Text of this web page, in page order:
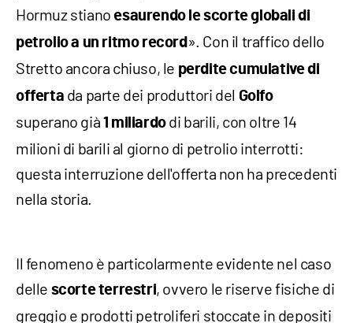
Hormuz stianoesaurendo le scorte globali di
petrolio a un ritmo record». Con il traffico dello
Stretto ancora chiuso, le perdite cumulative di
offerta da parte dei produttori del Golfo
superano già 1 miliardodi barili, con oltre 14
milioni di barili al giorno di petrolio interrotti:
questa interruzione dell'offerta non ha precedenti
nella storia.
Il fenomeno è particolarmente evidente nel caso
delle scorte terrestri, ovvero le riserve fisiche di
greggio e prodotti petroliferi stoccate in depositi